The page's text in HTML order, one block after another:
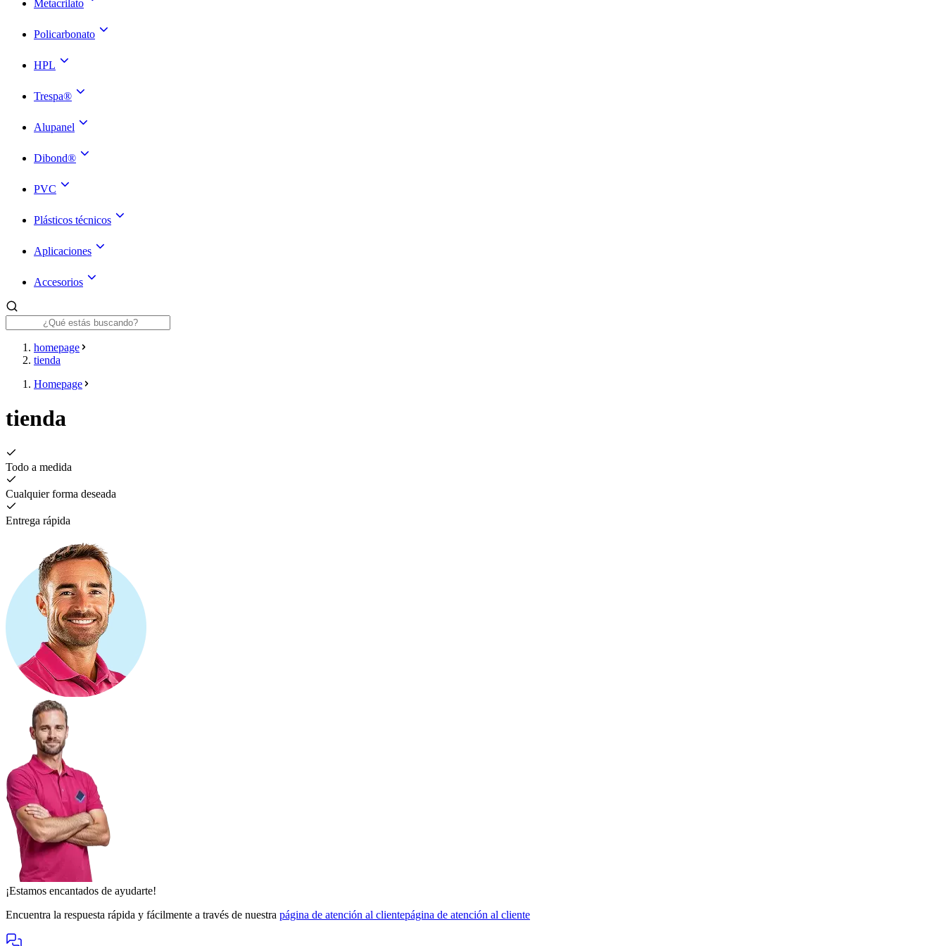
Metacrilato
Policarbonato
HPL
Trespa®
Alupanel
Dibond®
PVC
Plásticos técnicos
Aplicaciones
Accesorios
homepage
tienda
Homepage
tienda
Todo a medida
Cualquier forma deseada
Entrega rápida
¡Estamos encantados de ayudarte!
Encuentra la respuesta rápida y fácilmente a través de nuestra página de atención al clientepágina de atención al cliente